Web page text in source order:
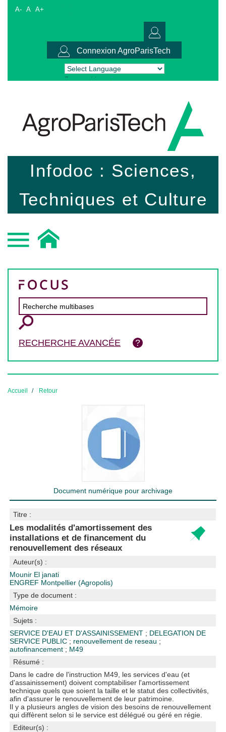
A- A A+
Connexion AgroParisTech
Powered by Translate
Infodoc : Sciences,
Techniques et Culture
RECHERCHE AVANCÉE
Accueil Retour
Document numérique pour archivage
Titre :
Les modalités d'amortissement des
installations et de financement du
renouvellement des réseaux
Auteur(s) :
Mounir El janati
ENGREF Montpellier (Agropolis)
Type de document :
Mémoire
Sujets :
SERVICE D'EAU ET D'ASSAINISSEMENT ; DELEGATION DE
SERVICE PUBLIC ; renouvellement de reseau ;
autofinancement ; M49
Résumé :
Dans le cadre de l'instruction M49, les services d'eau (et
d'assainissement) doivent comptabiliser l'amortissement
technique quels que soient la taille et le statut des collectivités,
afin d'assurer le renouvellement de leur patrimoine.
Il y a plusieurs angles de vision des besoins de renouvellement
qui diffèrent selon si le service est délégué ou géré en régie.
Editeur(s) :